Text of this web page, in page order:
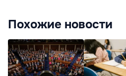
Похожие новости